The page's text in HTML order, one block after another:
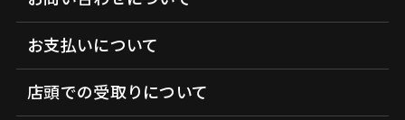
お支払いについて
店頭での受取りについて